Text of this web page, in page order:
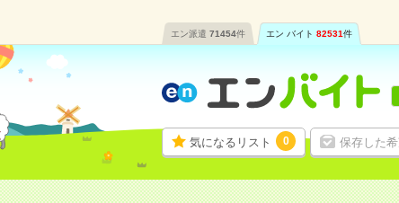
エン派遣 71454件 エン バイト 82531件
気になるリスト 0 保存した